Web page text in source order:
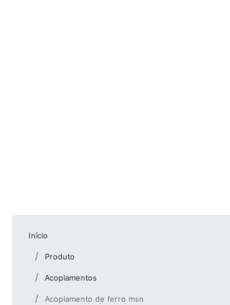
Início
Produto
Acoplamentos
Acoplamento de ferro msn